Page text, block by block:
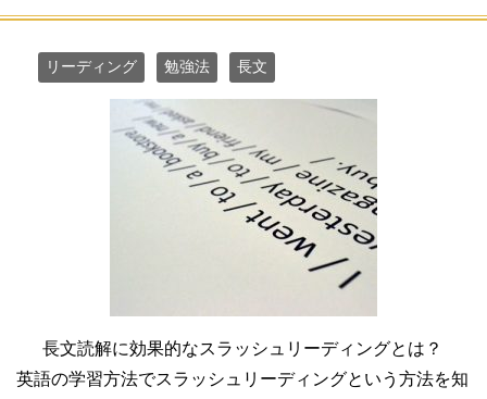
リーディング 勉強法 長文
長文読解に効果的なスラッシュリーディングとは？
英語の学習方法でスラッシュリーディングという方法を知